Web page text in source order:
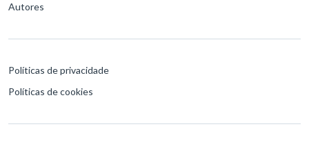
Autores
Políticas de privacidade
Políticas de cookies